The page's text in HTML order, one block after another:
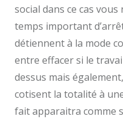
social dans ce cas
temps important
détiennent à la mode
entre effacer si le
dessus mais
cotisent la totalité à
fait apparaitra comme